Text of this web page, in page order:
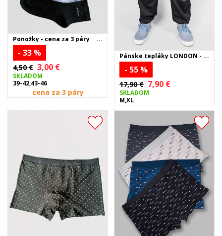
Ponožky - cena za 3 páry
- 33 %
4,50 € 3,00 €
SKLADOM
39-42,43-46
cena za 3 páry
Pánske tepláky LONDON -
čierne
- 55 %
17,90 € 7,90 €
SKLADOM
M,XL